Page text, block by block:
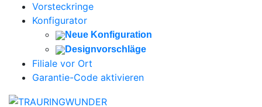
Vorsteckringe
Konfigurator
Neue Konfiguration
Designvorschläge
Filiale vor Ort
Garantie-Code aktivieren